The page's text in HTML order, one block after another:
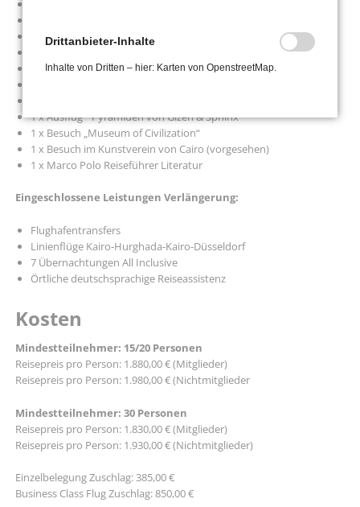
Transfers zu den Restaurants
1 x Besuch „Old Egyptian Museum of Antiques”
1 x Ausflug “ Pyramiden von Gizeh & Sphinx”
1 x Besuch „Museum of Civilization“
1 x Besuch im Kunstverein von Cairo (vorgesehen)
1 x Marco Polo Reiseführer Literatur
Eingeschlossene Leistungen Verlängerung:
Flughafentransfers
Linienflüge Kairo-Hurghada-Kairo-Düsseldorf
7 Übernachtungen All Inclusive
Örtliche deutschsprachige Reiseassistenz
Kosten
Mindestteilnehmer: 15/20 Personen
Reisepreis pro Person: 1.880,00 € (Mitglieder)
Reisepreis pro Person: 1.980,00 € (Nichtmitglieder
Mindestteilnehmer: 30 Personen
Reisepreis pro Person: 1.830,00 € (Mitglieder)
Reisepreis pro Person: 1.930,00 € (Nichtmitglieder)
Einzelbelegung Zuschlag: 385,00 €
Business Class Flug Zuschlag: 850,00 €
Drittanbieter-Inhalte
Inhalte von Dritten – hier: Karten von OpenstreetMap.